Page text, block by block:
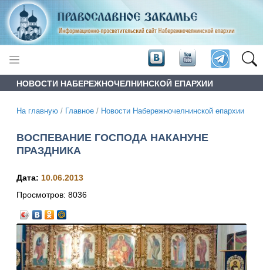
НОВОСТИ НАБЕРЕЖНОЧЕЛНИНСКОЙ ЕПАРХИИ
На главную / Главное / Новости Набережночелнинской епархии
ВОСПЕВАНИЕ ГОСПОДА НАКАНУНЕ
ПРАЗДНИКА
Дата: 10.06.2013
Просмотров: 8036